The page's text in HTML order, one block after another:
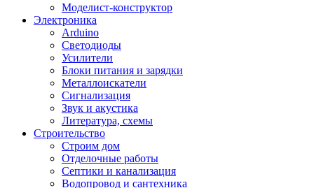
Моделист-конструктор
Электроника
Arduino
Светодиоды
Усилители
Блоки питания и зарядки
Металлоискатели
Сигнализация
Звук и акустика
Литература, схемы
Строительство
Строим дом
Отделочные работы
Септики и канализация
Водопровод и сантехника